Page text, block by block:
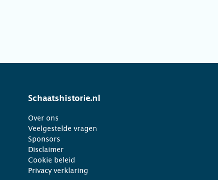
Schaatshistorie.nl
Over ons
Veelgestelde vragen
Sponsors
Disclaimer
Cookie beleid
Privacy verklaring